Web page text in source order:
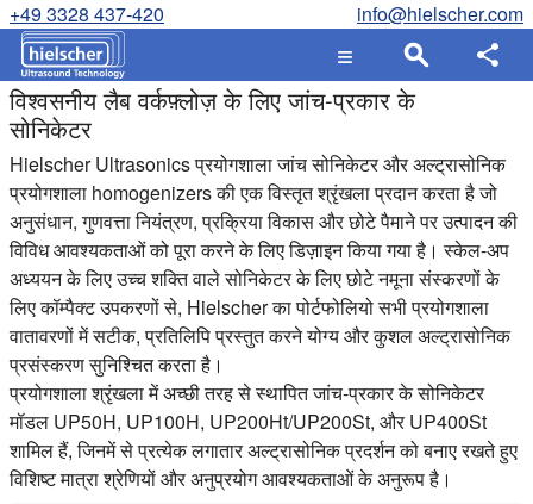
+49 3328 437-420 info@hielscher.com
विश्वसनीय लैब वर्कफ़्लोज़ के लिए जांच-प्रकार के
सोनिकेटर
Hielscher Ultrasonics प्रयोगशाला जांच सोनिकेटर और अल्ट्रासोनिक
प्रयोगशाला homogenizers की एक विस्तृत श्रृंखला प्रदान करता है जो
अनुसंधान, गुणवत्ता नियंत्रण, प्रक्रिया विकास और छोटे पैमाने पर उत्पादन की
विविध आवश्यकताओं को पूरा करने के लिए डिज़ाइन किया गया है। स्केल-अप
अध्ययन के लिए उच्च शक्ति वाले सोनिकेटर के लिए छोटे नमूना संस्करणों के
लिए कॉम्पैक्ट उपकरणों से, Hielscher का पोर्टफोलियो सभी प्रयोगशाला
वातावरणों में सटीक, प्रतिलिपि प्रस्तुत करने योग्य और कुशल अल्ट्रासोनिक
प्रसंस्करण सुनिश्चित करता है।
प्रयोगशाला श्रृंखला में अच्छी तरह से स्थापित जांच-प्रकार के सोनिकेटर
मॉडल UP50H, UP100H, UP200Ht/UP200St, और UP400St
शामिल हैं, जिनमें से प्रत्येक लगातार अल्ट्रासोनिक प्रदर्शन को बनाए रखते हुए
विशिष्ट मात्रा श्रेणियों और अनुप्रयोग आवश्यकताओं के अनुरूप है।